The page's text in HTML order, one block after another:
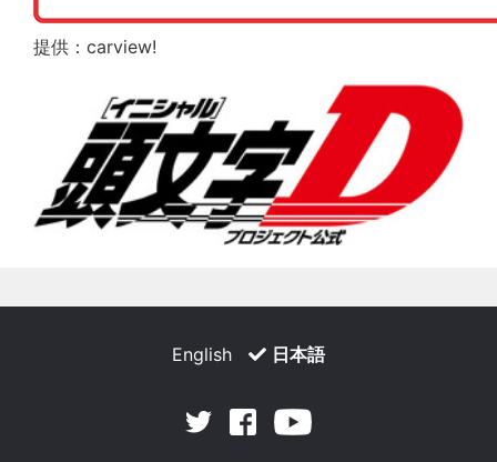
提供：carview!
English 日本語
Twitter Facebook